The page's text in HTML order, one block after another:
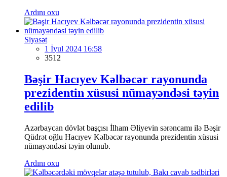
Ardını oxu
Siyasət
1 İyul 2024 16:58
3512
Bəşir Hacıyev Kəlbəcər rayonunda
prezidentin xüsusi nümayəndəsi təyin
edilib
Azərbaycan dövlət başçısı İlham Əliyevin sərəncamı ilə Bəşir
Qüdrət oğlu Hacıyev Kəlbəcər rayonunda prezidentin xüsusi
nümayəndəsi təyin olunub.
Ardını oxu